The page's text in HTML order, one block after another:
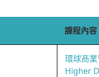
課程內容
環球商
Higher